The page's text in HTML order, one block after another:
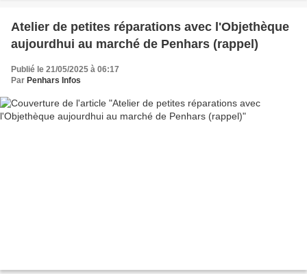
Atelier de petites réparations avec l'Objethèque
aujourdhui au marché de Penhars (rappel)
Publié le 21/05/2025 à 06:17
Par Penhars Infos